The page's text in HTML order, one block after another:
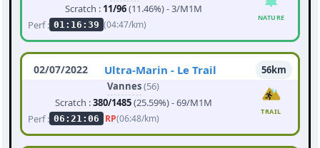
Scratch : 11/96(11.46%) - 3/M1M
Perf : 01:16:39 (04:47/km)
NATURE
02/07/2022 Ultra-Marin - Le Trail
56km
Vannes(56)
Scratch :380/1485(25.59%) - 69/M1M
Perf : 06:21:06 RP(06:48/km)
TRAIL